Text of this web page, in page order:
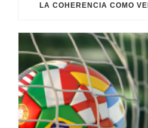
LA COHERENCIA COMO